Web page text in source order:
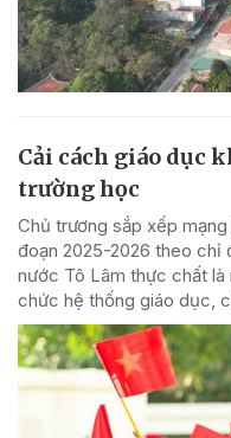
Cải cách giáo dục
trường học
Chủ trương sắp xếp
đoạn 2025-2026 theo chỉ
nước Tô Lâm thực chất
chức hệ thống giáo dục,